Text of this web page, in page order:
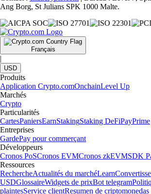
Ang Borg, St Julians SPK 1000 Malte.
Français
|
USD
Produits
Application Crypto.comOnchainLevel Up
Marchés
Crypto
Particularités
CartesPaniersEarnStakingStaking DeFiPayPrime
Entreprises
GardePay pour commerçant
Développeurs
Cronos PoSCronos EVMCronos zkEVMSDK
Ressources
RechercheActualités du marchéLearn
USDGlossaireWidgets de prixBot telegram
plaintesService clientResumen de criptomonedas